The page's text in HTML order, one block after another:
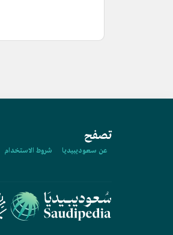
تصفح
عن سعوديبيديا شروط الاستخدام